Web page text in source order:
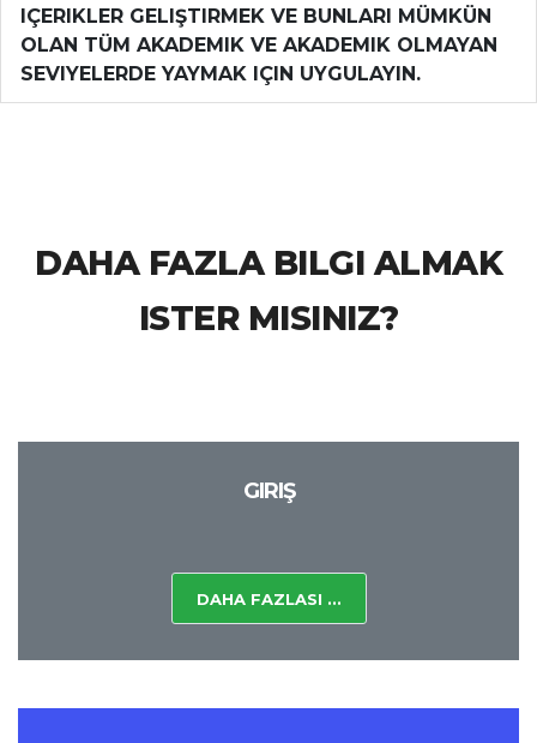
IÇERIKLER GELIŞTIRMEK VE BUNLARI MÜMKÜN
OLAN TÜM AKADEMIK VE AKADEMIK OLMAYAN
SEVIYELERDE YAYMAK IÇIN UYGULAYIN.
DAHA FAZLA BILGI ALMAK
ISTER MISINIZ?
GIRIŞ
DAHA FAZLASI ...